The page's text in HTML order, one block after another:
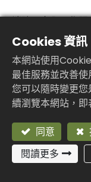
消防及安全工作
油站等特殊工作場
類防護工作服以確
電力工作服
電力工作服適用
的人員。它可以避
防靜電工作服
在特殊工作場所
Cookies 資訊
本網站使用
最佳服務並改善
您可以隨時變更
續瀏覽本網站，
同意
閱讀更多